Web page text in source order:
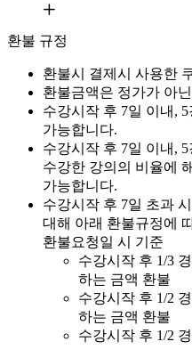
환불 규정
환불시 결제시 사용한
환불금액은 정가가 아
수강시작 후 7일 이내,
가능합니다.
수강시작 후 7일 이내,
수강한 강의의 비율에
가능합니다.
수강시작 후 7일 초과
대해 아래 환불규정에
환불요청일 시 기준
수강시작 후 1/3
하는 금액 환불
수강시작 후 1/2
하는 금액 환불
수강시작 후 1/2